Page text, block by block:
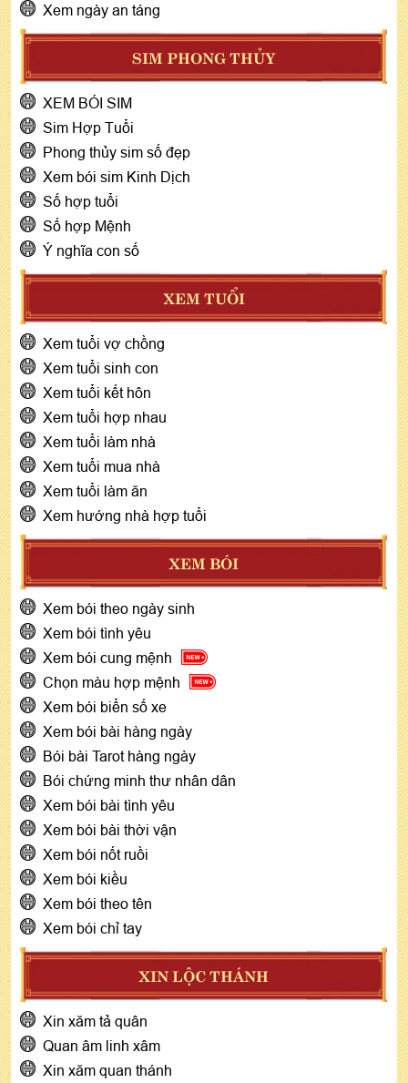
Xem ngày an táng
SIM PHONG THỦY
XEM BÓI SIM
Sim Hợp Tuổi
Phong thủy sim số đẹp
Xem bói sim Kinh Dịch
Số hợp tuổi
Số hợp Mệnh
Ý nghĩa con số
XEM TUỔI
Xem tuổi vợ chồng
Xem tuổi sinh con
Xem tuổi kết hôn
Xem tuổi hợp nhau
Xem tuổi làm nhà
Xem tuổi mua nhà
Xem tuổi làm ăn
Xem hướng nhà hợp tuổi
XEM BÓI
Xem bói theo ngày sinh
Xem bói tình yêu
Xem bói cung mệnh
Chọn màu hợp mệnh
Xem bói biển số xe
Xem bói bài hàng ngày
Bói bài Tarot hàng ngày
Bói chứng minh thư nhân dân
Xem bói bài tình yêu
Xem bói bài thời vận
Xem bói nốt ruồi
Xem bói kiều
Xem bói theo tên
Xem bói chỉ tay
XIN LỘC THÁNH
Xin xăm tả quân
Quan âm linh xâm
Xin xăm quan thánh